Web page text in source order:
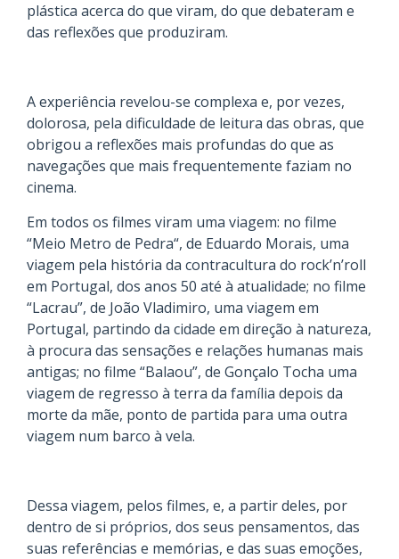
plástica acerca do que viram, do que debateram e
das reflexões que produziram.
A experiência revelou-se complexa e, por vezes,
dolorosa, pela dificuldade de leitura das obras, que
obrigou a reflexões mais profundas do que as
navegações que mais frequentemente faziam no
cinema.
Em todos os filmes viram uma viagem: no filme
“Meio Metro de Pedra“, de Eduardo Morais, uma
viagem pela história da contracultura do rock’n’roll
em Portugal, dos anos 50 até à atualidade; no filme
“Lacrau”, de João Vladimiro, uma viagem em
Portugal, partindo da cidade em direção à natureza,
à procura das sensações e relações humanas mais
antigas; no filme “Balaou”, de Gonçalo Tocha uma
viagem de regresso à terra da família depois da
morte da mãe, ponto de partida para uma outra
viagem num barco à vela.
Dessa viagem, pelos filmes, e, a partir deles, por
dentro de si próprios, dos seus pensamentos, das
suas referências e memórias, e das suas emoções,